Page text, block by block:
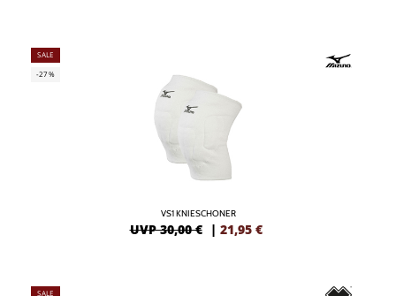
SALE
-27%
VS1 KNIESCHONER
UVP 30,00 € | 21,95 €
SALE